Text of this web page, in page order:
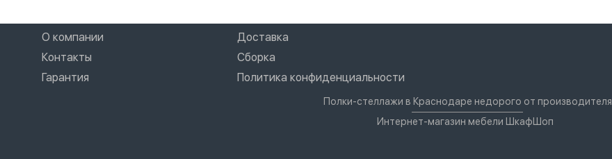
О компании
Доставка
Контакты
Сборка
Гарантия
Политика конфиденциальности
Полки-стеллажи в Краснодаре недорого от производителя
Интернет-магазин мебели ШкафШоп